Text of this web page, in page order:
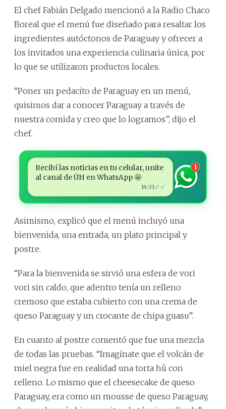
El chef Fabián Delgado mencionó a la Radio Chaco
Boreal que el menú fue diseñado para resaltar los
ingredientes autóctonos de Paraguay y ofrecer a
los invitados una experiencia culinaria única, por
lo que se utilizaron productos locales.
“Poner un pedacito de Paraguay en un menú,
quisimos dar a conocer Paraguay a través de
nuestra comida y creo que lo logramos”, dijo el
chef.
Recibí las noticias en tu celular, unite
al canal de ÚH en WhatsApp 🤩
14:31 ✓✓
1
Asimismo, explicó que el menú incluyó una
bienvenida, una entrada, un plato principal y
postre.
“Para la bienvenida se sirvió una esfera de vori
vori sin caldo, que adentro tenía un relleno
cremoso que estaba cubierto con una crema de
queso Paraguay y un crocante de chipa guasu”.
En cuanto al postre comentó que fue una mezcla
de todas las pruebas. “Imagínate que el volcán de
miel negra fue en realidad una torta hû con
relleno. Lo mismo que el cheesecake de queso
Paraguay, era como un mousse de queso Paraguay,